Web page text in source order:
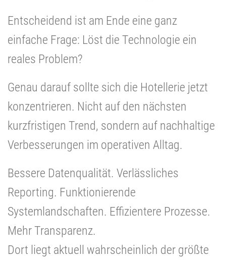
Entscheidend ist am Ende eine ganz
einfache Frage: Löst die Technologie ein
reales Problem?
Genau darauf sollte sich die Hotellerie jetzt
konzentrieren. Nicht auf den nächsten
kurzfristigen Trend, sondern auf nachhaltige
Verbesserungen im operativen Alltag.
Bessere Datenqualität. Verlässliches
Reporting. Funktionierende
Systemlandschaften. Effizientere Prozesse.
Mehr Transparenz.
Dort liegt aktuell wahrscheinlich der größte